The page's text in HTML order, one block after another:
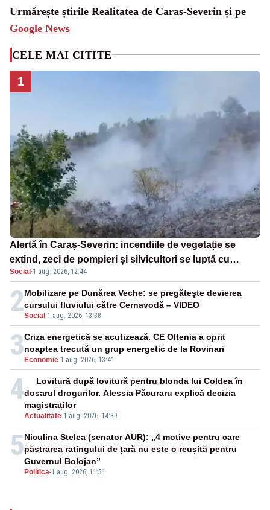
Urmărește știrile Realitatea de Caras-Severin și pe
Google News
CELE MAI CITITE
1
Alertă în Caraș-Severin: incendiile de vegetație se
extind, zeci de pompieri și silvicultori se luptă cu
flăcările - VIDEO
Social ·1 aug. 2026, 12:44
2Social -1 aug. 2026, 13:38
Mobilizare pe Dunărea Veche: se pregătește devierea
cursului fluviului către Cernavodă – VIDEO
3 Economie-1 aug. 2026, 13:41
Criza energetică se acutizează. CE Oltenia a oprit
noaptea trecută un grup energetic de la Rovinari
4
Actualitate-1 aug. 2026, 14:39
Lovitură după lovitură pentru blonda lui Coldea în
dosarul drogurilor. Alessia Păcuraru explică decizia
magistraților
5
Politica-1 aug. 2026, 11:51
Niculina Stelea (senator AUR): „4 motive pentru care
păstrarea ratingului de țară nu este o reușită pentru
Guvernul Bolojan”